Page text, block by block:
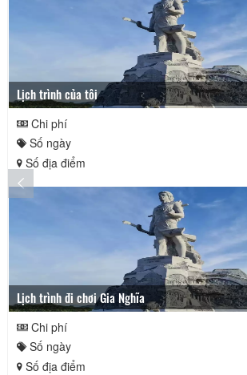
Lịch trình của tôi
Chi phí
Số ngày
Số địa điểm
Lịch trình đi chơi Gia Nghĩa
Chi phí
Số ngày
Số địa điểm